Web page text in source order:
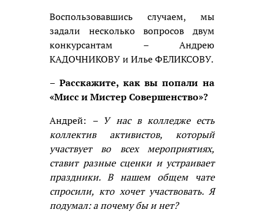
Воспользовавшись случаем, мы
задали несколько вопросов двум
конкурсантам – Андрею
КАДОЧНИКОВУ и Илье ФЕЛИКСОВУ.
– Расскажите, как вы попали на
«Мисс и Мистер Совершенство»?
Андрей: – У нас в колледже есть
коллектив активистов, который
участвует во всех мероприятиях,
ставит разные сценки и устраивает
праздники. В нашем общем чате
спросили, кто хочет участвовать. Я
подумал: а почему бы и нет?